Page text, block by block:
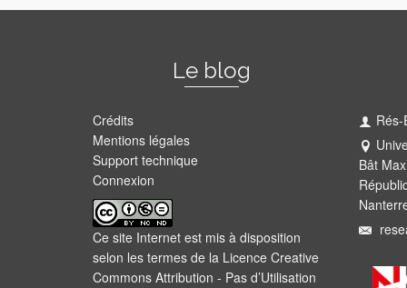
Le blog
Crédits
Mentions légales
Support technique
Connexion
Ce site Internet est mis à disposition
selon les termes de la Licence Creative
Commons Attribution - Pas d’Utilisation
Rés-
Bât